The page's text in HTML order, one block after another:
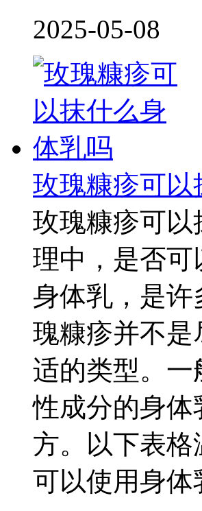
2025-05-08
玫瑰糠疹可
玫瑰糠疹可
理中，是否
身体乳，是
瑰糠疹并不
适的类型。
性成分的身
方。以下表
可以使用身体